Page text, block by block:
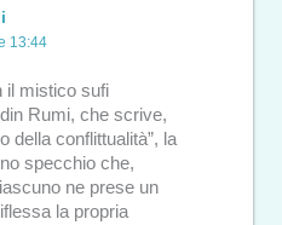
13:44
il mistico sufi
Rumi, che scrive,
della conflittualità”, la
specchio che,
ne prese un
la propria